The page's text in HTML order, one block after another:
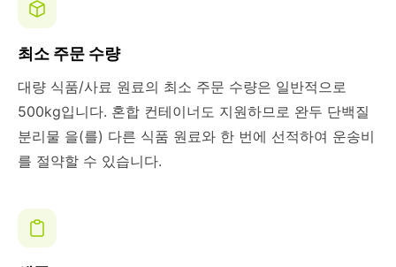
최소 주문 수량
대량 식품/사료 원료의 최소 주문 수량은 일반적으로
500kg입니다. 혼합 컨테이너도 지원하므로 완두 단백질
분리물 을(를) 다른 식품 원료와 한 번에 선적하여 운송비
를 절약할 수 있습니다.